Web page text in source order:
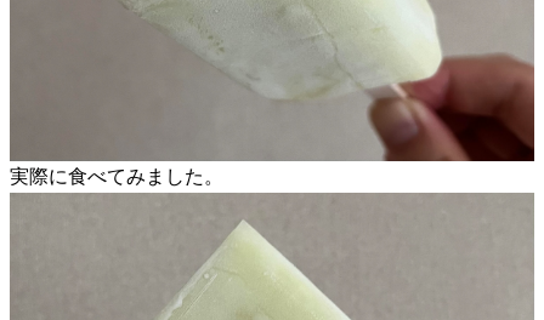
実際に食べてみました。